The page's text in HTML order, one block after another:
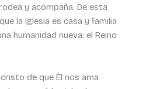
y acompaña. De esta
la Iglesia es casa y familia
humanidad nueva: el Reino
de que Él nos ama